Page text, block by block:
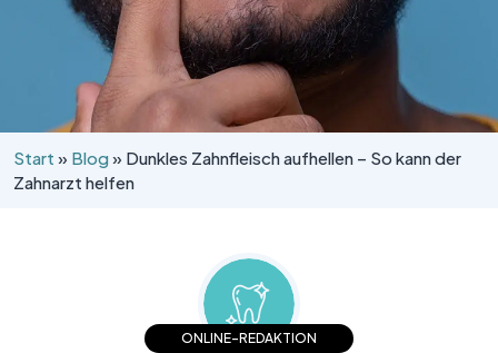
Start » Blog» Dunkles Zahnfleisch aufhellen – So kann der
Zahnarzt helfen
ONLINE-REDAKTION